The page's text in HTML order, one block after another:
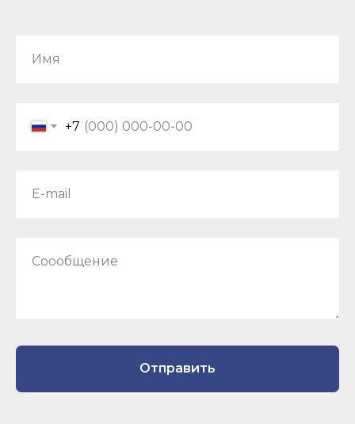
Имя
+7
E-mail
Соообщение
Отправить